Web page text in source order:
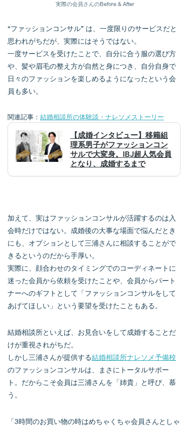
実際の会員さんのBefore & After
“ファッションコンサル” は、一度限りのサービスだと
思われがちだが、実際にはそうではない。
一度サービスを受けたことで、自分に合う服の選び方
や、髪や眉毛の整え方が自然と身につき、自分自身で
日々のファッションを楽しめるようになったという会
員も多い。
関連記事： 結婚相談所の体験談・ナレソメストーリー
加えて、実はファッションコンサルが活躍するのは入
会時だけではない。成婚後の大事な場面で悩んだとき
にも、オプションとして三浦さんに相談することがで
きるというのだから手厚い。
実際に、顔合わせのタイミングでのコーディネートに
迷った会員から依頼を受けたことや、会員からパート
ナーへのギフトとして「ファッションコンサルをして
あげてほしい」という要望を受けたこともある。
結婚相談所といえば、お見合いをして成婚することだ
けが重視されがちだ。
しかし三浦さんが提供する結婚相談所ナレソメ予備校
のファッションコンサルは、まさにトータルサポー
ト。だからこそ会員は三浦さんを「姉貴」と呼び、慕
う。
「3時間のお買い物の時はめちゃくちゃ会員さんとしゃ